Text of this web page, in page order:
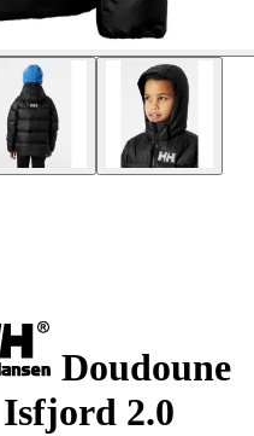
Doudoune
2.0